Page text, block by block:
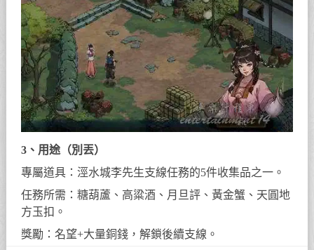
3、用途（別丟）
專屬道具：涇水城李先生支線任務的5件收集品之一。
任務所需：糖葫蘆、高粱酒、月旦評、黃金蟹、天圓地
方玉扣。
獎勵：名望+大量銅錢，解鎖後續支線。